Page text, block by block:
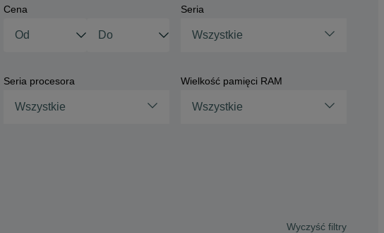
Cena Seria
Wszystkie
Seria procesora
Wszystkie
Wielkość pamięci RAM
Wszystkie
Wyczyść filtry